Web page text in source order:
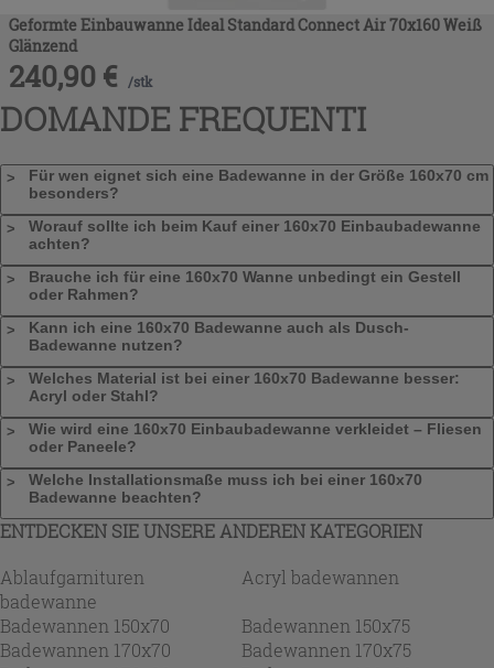
Geformte Einbauwanne Ideal Standard Connect Air 70x160 Weiß
Glänzend
240,90 € /stk
DOMANDE FREQUENTI
Für wen eignet sich eine Badewanne in der Größe 160x70 cm
besonders?
Worauf sollte ich beim Kauf einer 160x70 Einbaubadewanne
achten?
Brauche ich für eine 160x70 Wanne unbedingt ein Gestell
oder Rahmen?
Kann ich eine 160x70 Badewanne auch als Dusch-
Badewanne nutzen?
Welches Material ist bei einer 160x70 Badewanne besser:
Acryl oder Stahl?
Wie wird eine 160x70 Einbaubadewanne verkleidet – Fliesen
oder Paneele?
Welche Installationsmaße muss ich bei einer 160x70
Badewanne beachten?
ENTDECKEN SIE UNSERE ANDEREN KATEGORIEN
Ablaufgarnituren
badewanne
Acryl badewannen
Badewannen 150x70
Badewannen 150x75
Badewannen 170x70
Badewannen 170x75